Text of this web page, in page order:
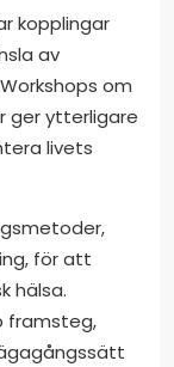
kopplingar
av
om
ger ytterligare
livets
för att
hälsa.
framsteg,